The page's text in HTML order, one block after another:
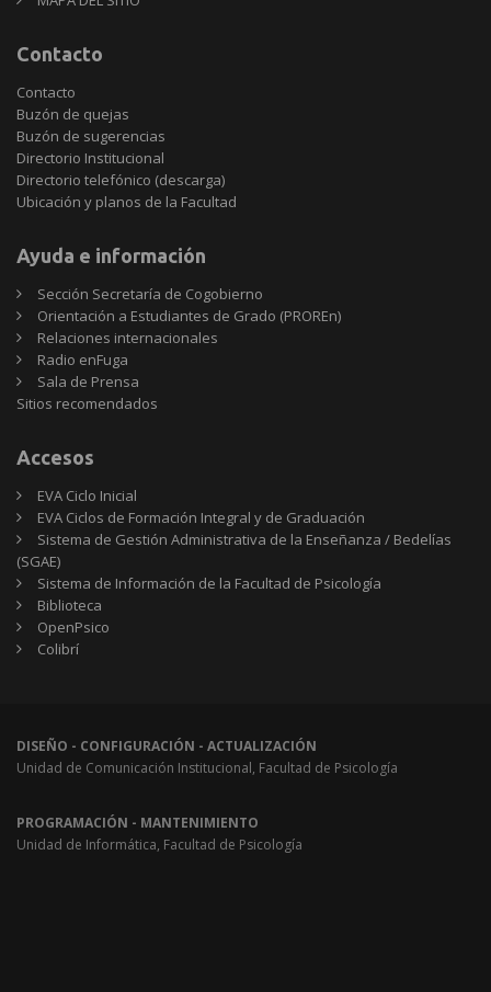
Contacto
Contacto
Buzón de quejas
Buzón de sugerencias
Directorio Institucional
Directorio telefónico (descarga)
Ubicación y planos de la Facultad
Ayuda e información
Sección Secretaría de Cogobierno
Orientación a Estudiantes de Grado (PROREn)
Relaciones internacionales
Radio enFuga
Sala de Prensa
Sitios
Sitios recomendados
Accesos
EVA Ciclo Inicial
EVA Ciclos de Formación Integral y de Graduación
Sistema de Gestión Administrativa de la Enseñanza / Bedelías
(SGAE)
Sistema de Información de la Facultad de Psicología
Biblioteca
OpenPsico
Colibrí
DISEÑO - CONFIGURACIÓN - ACTUALIZACIÓN
Unidad de Comunicación Institucional, Facultad de Psicología
PROGRAMACIÓN - MANTENIMIENTO
Unidad de Informática, Facultad de Psicología